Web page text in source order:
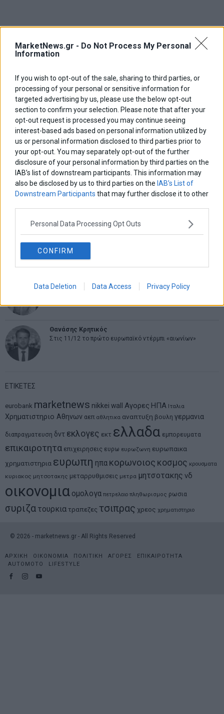
MarketNews.gr - Do Not Process My Personal
Information
If you wish to opt-out of the sale, sharing to third parties, or
processing of your personal or sensitive information for
targeted advertising by us, please use the below opt-out
section to confirm your selection. Please note that after your
opt-out request is processed you may continue seeing
interest-based ads based on personal information utilized by
us or personal information disclosed to third parties prior to
your opt-out. You may separately opt-out of the further
disclosure of your personal information by third parties on the
IAB’s list of downstream participants. This information may
also be disclosed by us to third parties on the IAB’s List of
Downstream Participants that may further disclose it to other
Personal Data Processing Opt Outs
CONFIRM
Data Deletion Data Access Privacy Policy
ΑΡΘΡΟΓΡΑΦΟΙ
Ελευθερία Κούρταλη
Οι «τιμωροί» των ομολόγων επέστρεψαν
Εύη Φραγκάκη
Η αληθινή παιδεία ξεκινά από την ψυχή…
Σταματίνα Σταματάκου
Η βία κατά των ζώων δεν αντέχει βολικές ερμηνείες
Δημήτρης Καμπουράκης
Από την αποθέωση στην καταγγελία: Η Ελλάδα πάντα
ψάχνει τον επόμενο Μεσσία
Νικόλαος Φουρτζής
MIT Sloan: Οι AI-driven επιχειρήσεις διαμορφώνουν το νέο
Θανάσης Κρητικός
Στις 11/12 το πρώτο ευρωπαϊκό ντέρμπι «αιωνίων»
ΕΤΙΚΕΤΕΣ
eurobank marketnews nikkei wall Αγορες ΗΠΑ Ιταλια
Χρηματιστηριο Αθηνων αεπ αθλητικα αναπτυξη βουλη γερμανια
διαπραγματευση δντ εκλογες εκτ ελλαδα εμπορευματα
επικαιροτητα επιχειρησεις ευρω ευρωζωνη ευρωπαικα
χρηματιστηρια ευρωπη ηπα κορωνοιος κοσμος κρουσματα
κυριακος μητσοτακης μεταρρυθμισεις μετρα μητσοτακης νδ
οικονομια ομολογα πετρελαιο πληθωρισμος ρωσια
συριζα τουρκια τραπεζες τσιπρας χρεος χρηματιστηριο
© 2026 - marketnews.gr - All Rights Reserved
ΑΡΧΙΚΗ ΟΙΚΟΝΟΜΙΑ ΠΟΛΙΤΙΚΗ ΑΓΟΡΕΣ
ΕΠΙΚΑΙΡΟΤΗΤΑ
AUTOMOTO
LIFESTYLE